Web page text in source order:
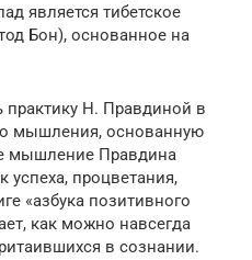
является тибетское
Бон), основанное на
Н. Правдиной в
мышления, основанную
мышление Правдина
успеха, процветания,
«азбука позитивного
как можно навсегда
в сознании.